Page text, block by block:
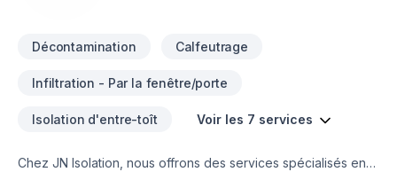
Décontamination Calfeutrage
Infiltration - Par la fenêtre/porte
Isolation d'entre-toît Voir les 7 services
Chez JN Isolation, nous offrons des services spécialisés en